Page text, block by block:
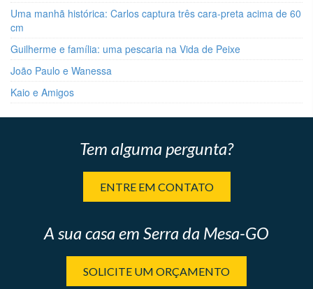
Uma manhã histórica: Carlos captura três cara-preta acima de 60
cm
Guilherme e família: uma pescaria na Vida de Peixe
João Paulo e Wanessa
Kaio e Amigos
Tem alguma pergunta?
ENTRE EM CONTATO
A sua casa em Serra da Mesa-GO
SOLICITE UM ORÇAMENTO